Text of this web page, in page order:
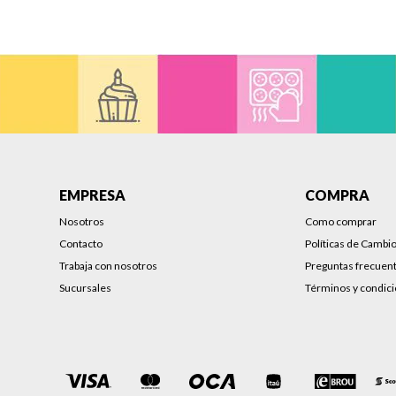
EMPRESA
Nosotros
Contacto
Trabaja con nosotros
Sucursales
COMPRA
Como comprar
Políticas de
Preguntas
Términos y